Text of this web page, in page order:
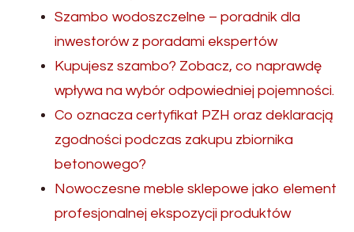
Szambo wodoszczelne – poradnik dla
inwestorów z poradami ekspertów
Kupujesz szambo? Zobacz, co naprawdę
wpływa na wybór odpowiedniej pojemności.
Co oznacza certyfikat PZH oraz deklaracją
zgodności podczas zakupu zbiornika
betonowego?
Nowoczesne meble sklepowe jako element
profesjonalnej ekspozycji produktów